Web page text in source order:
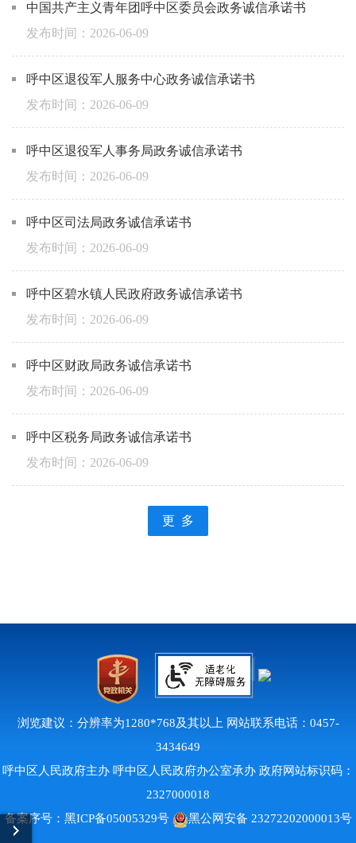
中国共产主义青年团呼中区委员会政务诚信承诺书
2026-06-09
呼中区退役军人服务中心政务诚信承诺书
2026-06-09
呼中区退役军人事务局政务诚信承诺书
2026-06-09
呼中区司法局政务诚信承诺书
2026-06-09
呼中区碧水镇人民政府政务诚信承诺书
2026-06-09
呼中区财政局政务诚信承诺书
2026-06-09
呼中区税务局政务诚信承诺书
2026-06-09
更 多
浏览建议：分辨率为1280*768及其以上 网站联系电话：0457-
3434649
呼中区人民政府主办 呼中区人民政府办公室承办 政府网站标识码：
2327000018
备案序号： 黑ICP备05005329号 黑公网安备 23272202000013号